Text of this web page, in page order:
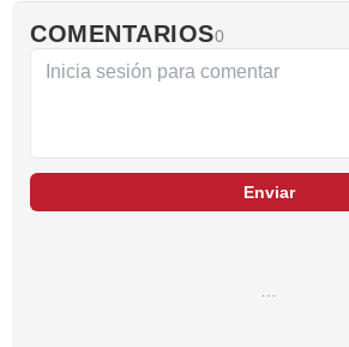
COMENTARIOS0
Enviar